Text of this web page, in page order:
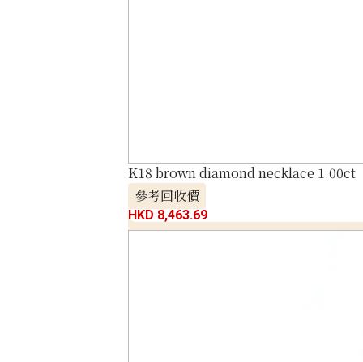
K18 brown diamond necklace 1.00ct
參考回收價
HKD 8,463.69